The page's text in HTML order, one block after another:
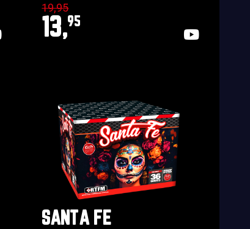
19,95
13,95
SANTA FE